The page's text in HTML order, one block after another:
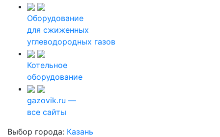
Оборудование
для сжиженных
углеводородных газов
Котельное
оборудование
gazovik.ru —
все сайты
Выбор города: Казань